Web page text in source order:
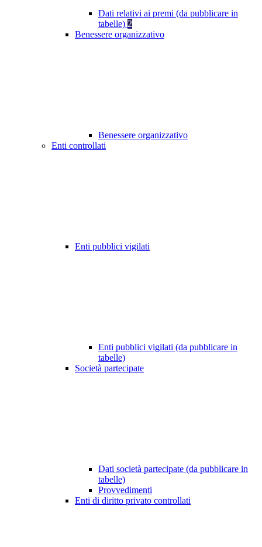
Dati relativi ai premi (da pubblicare in
tabelle) 2
Benessere organizzativo
Benessere organizzativo
Enti controllati
Enti pubblici vigilati
Enti pubblici vigilati (da pubblicare in
tabelle)
Società partecipate
Dati società partecipate (da pubblicare in
tabelle)
Provvedimenti
Enti di diritto privato controllati